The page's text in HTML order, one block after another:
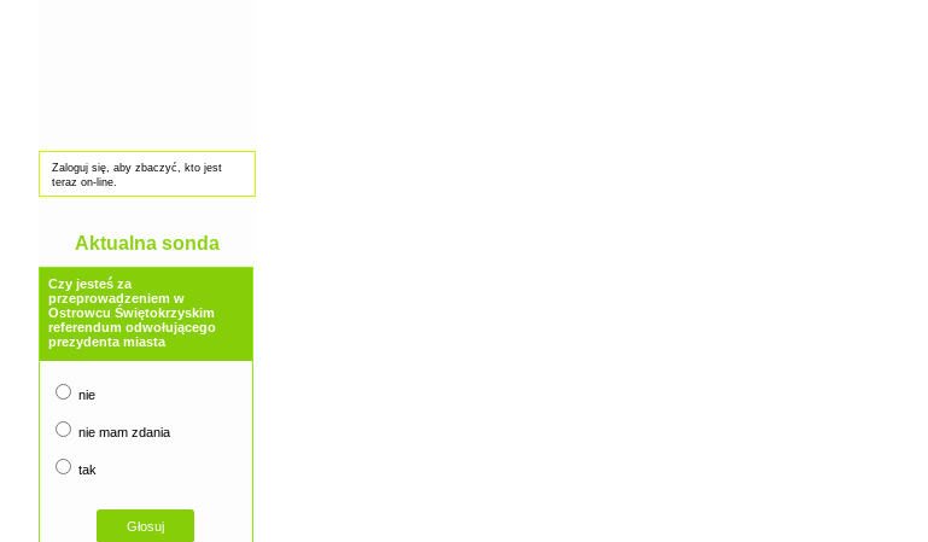
Zaloguj się, aby zbaczyć, kto jest
teraz on-line.
Aktualna sonda
Czy jesteś za
przeprowadzeniem w
Ostrowcu Świętokrzyskim
referendum odwołującego
prezydenta miasta
nie
nie mam zdania
tak